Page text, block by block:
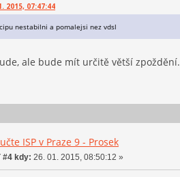
2015, 07:47:44
nestabilni a pomalejsi nez vdsl
ale bude mít určitě větší zpoždění.
ISP v Praze 9 - Prosek
#4 kdy: 26. 01. 2015, 08:50:12 »